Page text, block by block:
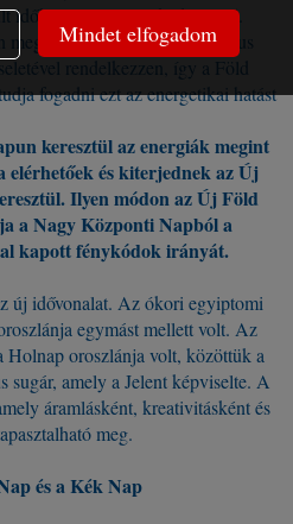
idők során Felemelkedett az 5.
megérett arra, hogy a Galaktikus
rendelkezzen, így a Föld
fogadni ezt az energetikai hatást
keresztül az energiák megint
elérhetőek és kiterjednek az Új
Ilyen módon az Új Föld
a Nagy Központi Napból a
kapott fénykódok irányát.
új idővonalat. Az ókori egyiptomi
egymást mellett volt. Az
Holnap oroszlánja volt, közöttük a
sugár, amely a Jelent képviselte. A
áramlásként, kreativitásként és
meg.
és a Kék Nap
Mindet elfogadom